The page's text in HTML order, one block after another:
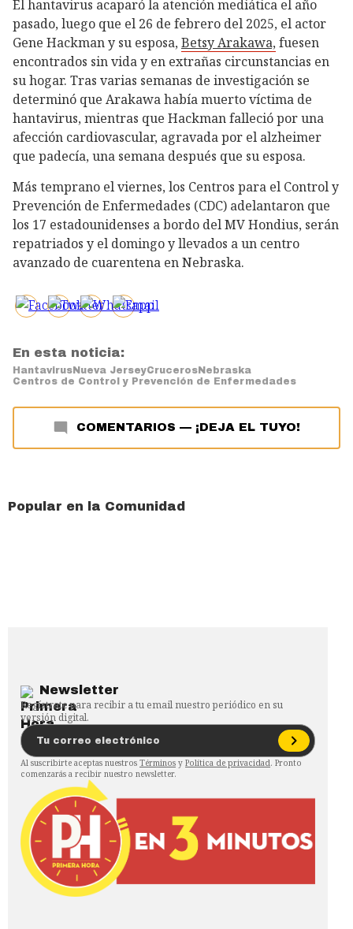
El hantavirus acaparó la atención mediática el año
pasado, luego que el 26 de febrero del 2025, el actor
Gene Hackman y su esposa,Betsy Arakawa,fuesen
encontrados sin vida y en extrañas circunstancias en
su hogar. Tras varias semanas de investigación se
determinó que Arakawa había muerto víctima de
hantavirus, mientras que Hackman falleció por una
afección cardiovascular, agravada por el alzheimer
que padecía, una semana después que su esposa.
Más temprano el viernes, los Centros para el Control y
Prevención de Enfermedades (CDC) adelantaron que
los 17 estadounidenses a bordo del MV Hondius, serán
repatriados y el domingo y llevados a un centro
avanzado de cuarentena en Nebraska.
En esta noticia:
Hantavirus Nueva JerseyCruceros Nebraska
Centros de Control y Prevención de Enfermedades
COMENTARIOS — ¡DEJA EL TUYO!
Popular en la Comunidad
Newsletter
Regístrate para recibir a tu email nuestro periódico en su
versión digital.
Al suscribirte aceptas nuestros Términos y Política de privacidad. Pronto
comenzarás a recibir nuestro newsletter.